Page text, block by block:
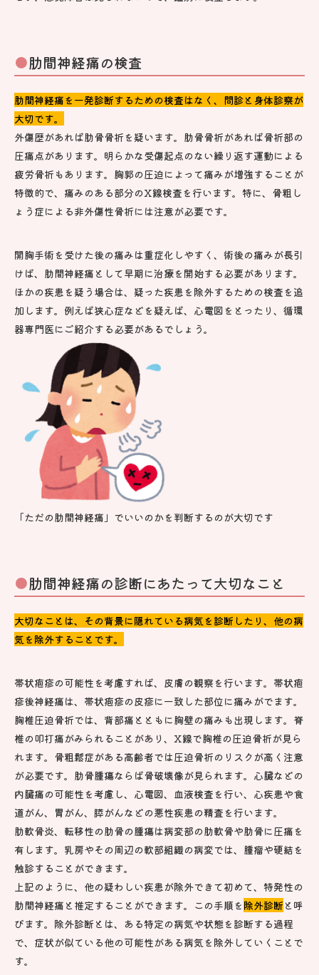
肋間神経痛の検査
肋間神経痛を一発診断するための検査はなく、問診と身体診察が
大切です。
外傷歴があれば肋骨骨折を疑います。肋骨骨折があれば骨折部の
圧痛点があります。明らかな受傷起点のない繰り返す運動による
疲労骨折もあります。胸郭の圧迫によって痛みが増強することが
特徴的で、痛みのある部分のX線検査を行います。特に、骨粗し
ょう症による非外傷性骨折には注意が必要です。
開胸手術を受けた後の痛みは重症化しやすく、術後の痛みが長引
けば、肋間神経痛として早期に治療を開始する必要があります。
ほかの疾患を疑う場合は、疑った疾患を除外するための検査を追
加します。例えば狭心症などを疑えば、心電図をとったり、循環
器専門医にご紹介する必要があるでしょう。
「ただの肋間神経痛」でいいのかを判断するのが大切です
肋間神経痛の診断にあたって大切なこと
大切なことは、その背景に隠れている病気を診断したり、他の病
気を除外することです。
帯状疱疹の可能性を考慮すれば、皮膚の観察を行います。帯状疱
疹後神経痛は、帯状疱疹の皮疹に一致した部位に痛みがでます。
胸椎圧迫骨折では、背部痛とともに胸壁の痛みも出現します。脊
椎の叩打痛がみられることがあり、X線で胸椎の圧迫骨折が見ら
れます。骨粗鬆症がある高齢者では圧迫骨折のリスクが高く注意
が必要です。肋骨腫瘍ならば骨破壊像が見られます。心臓などの
内臓痛の可能性を考慮し、心電図、血液検査を行い、心疾患や食
道がん、胃がん、膵がんなどの悪性疾患の精査を行います。
肋軟骨炎、転移性の肋骨の腫瘍は病変部の肋軟骨や肋骨に圧痛を
有します。乳房やその周辺の軟部組織の病変では、腫瘤や硬結を
触診することができます。
上記のように、他の疑わしい疾患が除外できて初めて、特発性の
肋間神経痛と推定することができます。この手順を 除外診断 と呼
びます。除外診断とは、ある特定の病気や状態を診断する過程
で、症状が似ている他の可能性がある病気を除外していくことで
す。